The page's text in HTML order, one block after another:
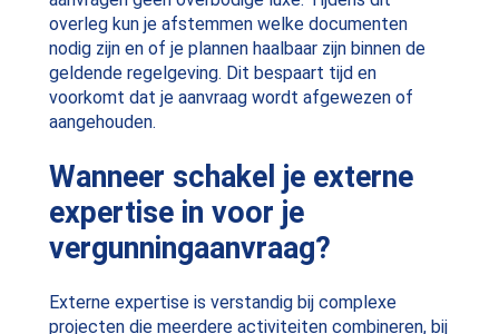
overleg kun je afstemmen welke documenten
nodig zijn en of je plannen haalbaar zijn binnen de
geldende regelgeving. Dit bespaart tijd en
voorkomt dat je aanvraag wordt afgewezen of
aangehouden.
Wanneer schakel je externe
expertise in voor je
vergunningaanvraag?
Externe expertise is verstandig bij complexe
projecten die meerdere activiteiten combineren, bij